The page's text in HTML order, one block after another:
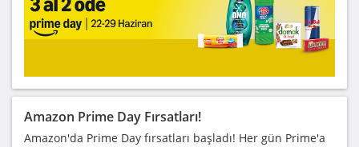
Amazon Prime Day Fırsatları!
Amazon'da Prime Day fırsatları başladı! Her gün Prime'a